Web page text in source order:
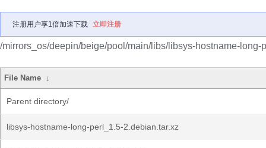
注册用户享1倍加速下载 立即注册
/mirrors_os/deepin/beige/pool/main/libs/libsys-hostname-long-
File Name ↓
Parent directory/
libsys-hostname-long-perl_1.5-2.debian.tar.xz